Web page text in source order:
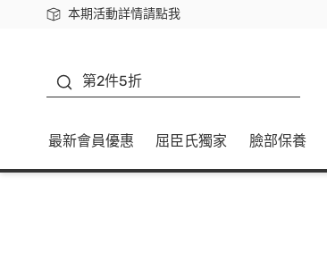
本期活動詳情請點我
下載app最高回饋$350
第2件5折
最新會員優惠 屈臣氏獨家 臉部保養